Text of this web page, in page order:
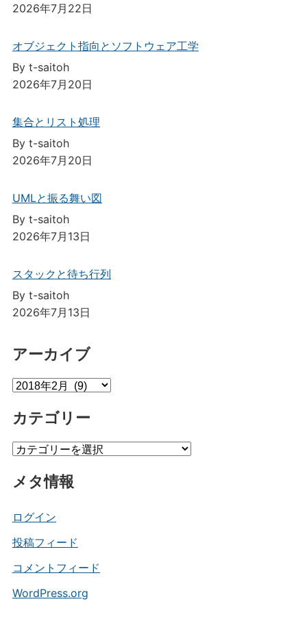
2026年7月22日
オブジェクト指向とソフトウェア工学
By t-saitoh
2026年7月20日
集合とリスト処理
By t-saitoh
2026年7月20日
UMLと振る舞い図
By t-saitoh
2026年7月13日
スタックと待ち行列
By t-saitoh
2026年7月13日
アーカイブ
ア
カ
ブ
カテゴリー
カ
ゴ
ー
メタ情報
ログイン
投稿フィード
コメントフィード
WordPress.org